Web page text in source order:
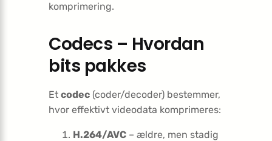
komprimering.
Codecs – Hvordan
bits pakkes
Et codec (coder/decoder) bestemmer,
hvor effektivt videodata komprimeres:
H.264/AVC – ældre, men stadig